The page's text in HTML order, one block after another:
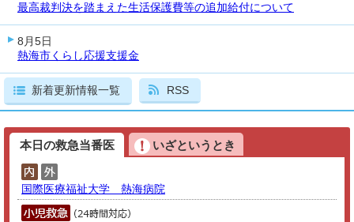
最高裁判決を踏まえた生活保護費等の追加給付について
8月5日
熱海市くらし応援支援金
新着更新情報一覧 RSS
本日の救急当番医 いざというとき
国際医療福祉大学 熱海病院